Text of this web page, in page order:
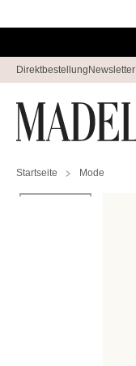
Direktbestellung Newsletter
Startseite Mode